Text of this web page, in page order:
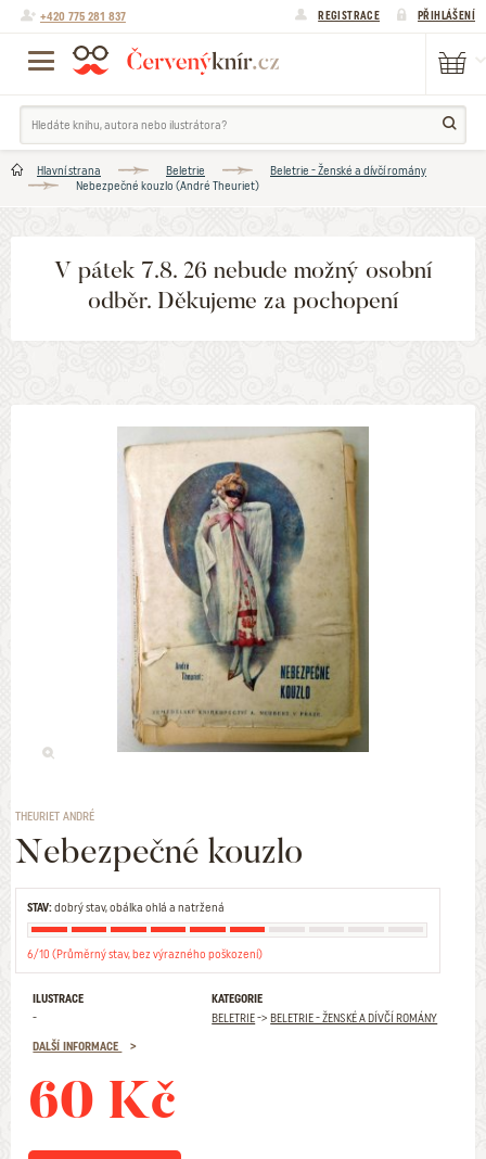
+420 775 281 837 REGISTRACE PŘIHLÁŠENÍ
Hlavní strana Beletrie
Beletrie - Ženské a dívčí romány
Nebezpečné kouzlo (André Theuriet)
V pátek 7.8. 26 nebude možný osobní
odběr. Děkujeme za pochopení
THEURIET ANDRÉ
Nebezpečné kouzlo
STAV:dobrý stav, obálka ohlá a natržená
6/10 (Průměrný stav, bez výrazného poškození)
ILUSTRACE
-
KATEGORIE
BELETRIE->BELETRIE - ŽENSKÉ A DÍVČÍ ROMÁNY
DALŠÍ INFORMACE
60 Kč